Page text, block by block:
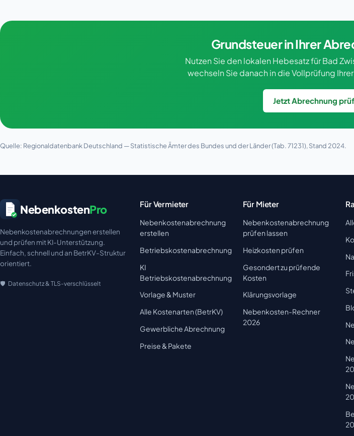
Grundsteuer in Ihrer
Nutzen Sie den lokalen Hebesatz für Bad
wechseln Sie danach in die Vollprüfung
Jetzt Abrechnung
Quelle: Regionaldatenbank Deutschland — Statistische Ämter des Bundes und der Länder (Tab. 71231), Stand 2024.
NebenkostenPro
Nebenkostenabrechnungen erstellen
und prüfen mit KI-Unterstützung.
Einfach, schnell und an BetrKV-Struktur
orientiert.
Datenschutz & TLS-verschlüsselt
Für Vermieter
Nebenkostenabrechnung
erstellen
Betriebskostenabrechnung
KI
Betriebskostenabrechnung
Vorlage & Muster
Alle Kostenarten (BetrKV)
Gewerbliche Abrechnung
Preise & Pakete
Für Mieter
Nebenkostenabrechnung
prüfen lassen
Heizkosten prüfen
Gesondert zu prüfende
Kosten
Klärungsvorlage
Nebenkosten-Rechner
2026